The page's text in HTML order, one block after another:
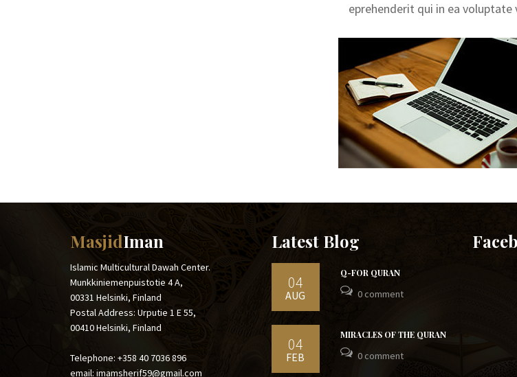
eprehenderit qui in ea voluptate
MasjidIman
Islamic Multicultural Dawah Center.
Munkkiniemenpuistotie 4 A,
00331 Helsinki, Finland
Postal Address: Urputie 1 E 55,
00410 Helsinki, Finland
Telephone: +358 40 7036 896
email: imamsherif59@gmail.com
Latest Blog
04
AUG
Q-FOR QURAN
0 comment
04
FEB
MIRACLES OF THE QURAN
0 comment